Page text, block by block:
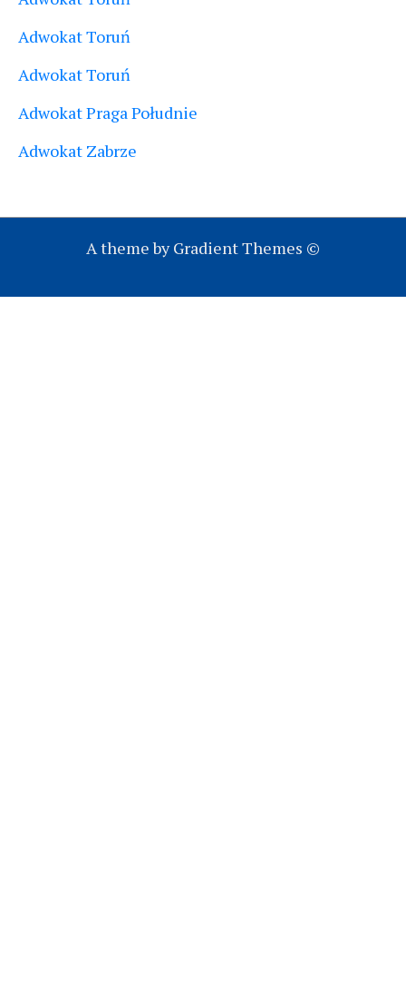
Adwokat Toruń
Adwokat Toruń
Adwokat Praga Południe
Adwokat Zabrze
A theme by Gradient Themes ©